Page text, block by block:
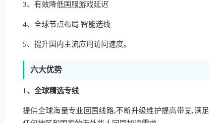
3、有效降低国服游戏延迟
4、全球节点布局 智能选线
5、提升国内主流应用访问速度。
六大优势
1、全球精选专线
提供全球海量专业回国线路,不断升级维护提高带宽,满足